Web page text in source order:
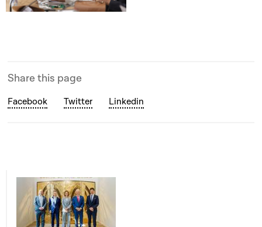
Open image in gallery
Share this page
Facebook Twitter Linkedin